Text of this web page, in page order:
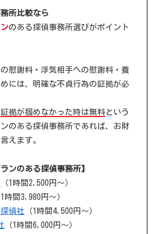
務所比較なら
のある探偵事務所選びがポイント
慰謝料・浮気相手への慰謝料・養
には、明確な不貞行為の証拠が必
証拠が掴めなかった時は無料という
のある探偵事務所であれば、お財
えます。
ンのある探偵事務所】
（1時間2,500円～）
1時間3,980円～）
偵社 （1時間4,500円～）
（1時間6,000円～）